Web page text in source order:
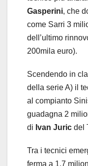
Gasperini, che
come Sarri 3
dell’ultimo
200mila euro).
Scendendo in
della serie A) il
al compianto
guadagna 2
di Ivan Juric del
Tra i tecnici
ferma a 1,7